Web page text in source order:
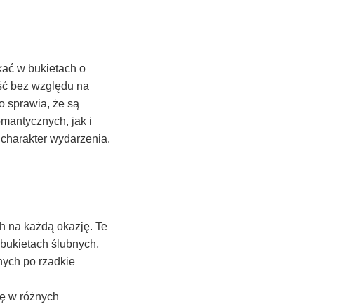
w bukietach o
bez względu na
sprawia, że są
jak i
wydarzenia.
na każdą okazję. Te
ślubnych,
po rzadkie
w różnych